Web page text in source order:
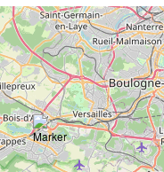
En soumettant
ce formulaire,
vous
consentez au
traitement de
vos données